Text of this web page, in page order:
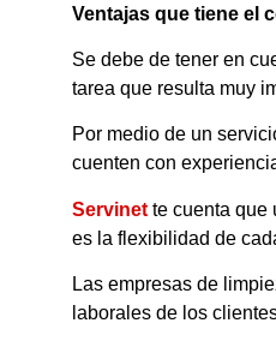
Ventajas que tiene el
Se debe de tener en
tarea que resulta muy
Por medio de un
cuenten con
Servinet te cuenta que
es la flexibilidad de
Las empresas de
laborales de los